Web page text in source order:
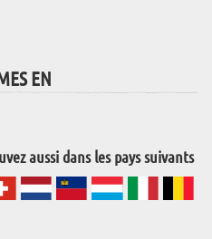
EN
aussi dans les pays suivants